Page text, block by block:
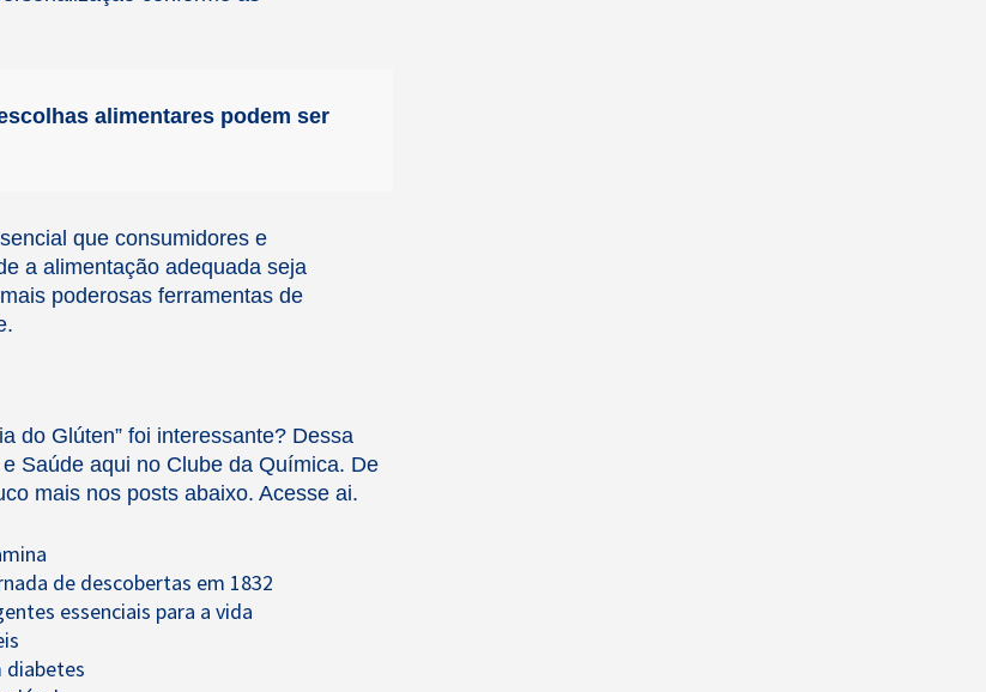
alimentares podem ser
que consumidores e
a alimentação adequada seja
poderosas ferramentas de
do Glúten” foi interessante? Dessa
Saúde aqui no Clube da Química. De
mais nos posts abaixo. Acesse ai.
de descobertas em 1832
essenciais para a vida
diabetes